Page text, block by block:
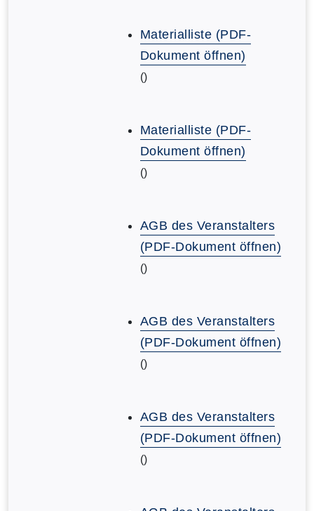
Materialliste (PDF-
Dokument öffnen)
()
Materialliste (PDF-
Dokument öffnen)
()
AGB des Veranstalters
(PDF-Dokument öffnen)
()
AGB des Veranstalters
(PDF-Dokument öffnen)
()
AGB des Veranstalters
(PDF-Dokument öffnen)
()